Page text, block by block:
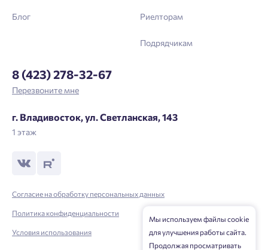
Блог Риелторам
Подрядчикам
8 (423) 278-32-67
Перезвоните мне
г. Владивосток, ул. Светланская, 143
1 этаж
Согласие на обработку персональных данных
Политика конфиденциальности
Условия использования
Мы используем файлы cookie
для улучшения работы сайта.
Продолжая просматривать